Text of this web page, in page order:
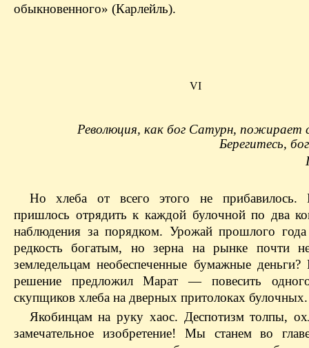
обыкновенного» (Карлейль).
VI
Революция, как бог Сатурн, пожирает
Берегитесь,
Но хлеба от всего этого не прибавилось.
пришлось отрядить к каждой булочной по два
наблюдения за порядком. Урожай прошлого
редкость богатым, но зерна на рынке почти
земледельцам необеспеченные бумажные деньги?
решение предложил Марат — повесить
скупщиков хлеба на дверных притолоках булочных.
Якобинцам на руку хаос. Деспотизм толпы,
замечательное изобретение! Мы станем во